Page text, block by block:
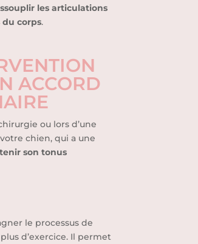
les articulations
du corps.
ACCORD
ou lors d’une
chien, qui a une
son tonus
le processus de
d’exercice. Il permet